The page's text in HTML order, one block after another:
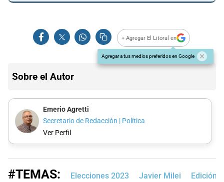
+ Agregar El Litoral en
Agregar a tus medios preferidos en Google
Sobre el Autor
Emerio Agretti
Secretario de Redacción | Política
Ver Perfil
#TEMAS: Elecciones 2023 Javier Milei Edición